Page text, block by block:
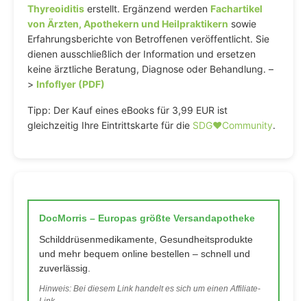
Thyreoiditis erstellt. Ergänzend werden Fachartikel
von Ärzten, Apothekern und Heilpraktikern sowie
Erfahrungsberichte von Betroffenen veröffentlicht. Sie
dienen ausschließlich der Information und ersetzen
keine ärztliche Beratung, Diagnose oder Behandlung. –
> Infoflyer (PDF)
Tipp: Der Kauf eines eBooks für 3,99 EUR ist
gleichzeitig Ihre Eintrittskarte für die SDG♥️Community.
DocMorris – Europas größte Versandapotheke
Schilddrüsenmedikamente, Gesundheitsprodukte
und mehr bequem online bestellen – schnell und
zuverlässig.
Hinweis: Bei diesem Link handelt es sich um einen Affiliate-